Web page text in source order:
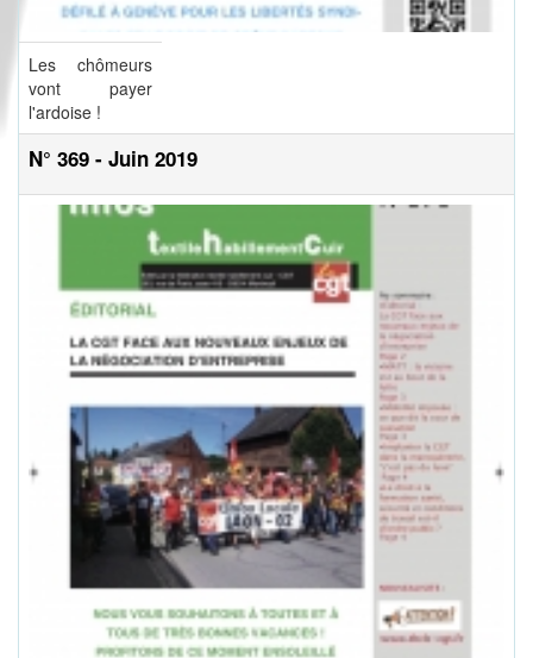
Les chômeurs
vont payer
l'ardoise !
N° 369 - Juin 2019